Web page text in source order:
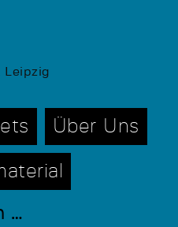
Leipzig
Über Uns